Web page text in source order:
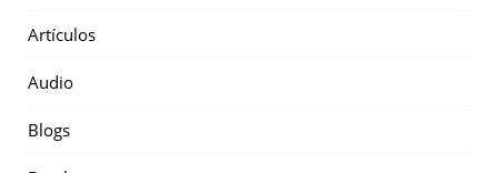
Artículos
Audio
Blogs